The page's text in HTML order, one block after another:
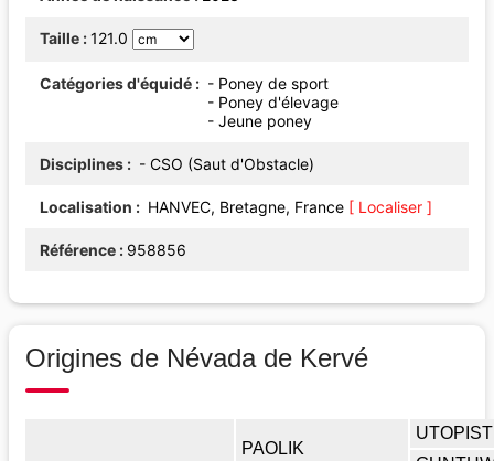
Taille 121.0
Catégories d'équidé
- Poney de sport
- Poney d'élevage
- Jeune poney
Disciplines - CSO (Saut d'Obstacle)
Localisation HANVEC, Bretagne, France [ Localiser ]
Référence 958856
Origines de Névada de Kervé
PAOLIK